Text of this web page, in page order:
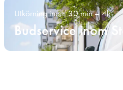
Utkörning inom 30 min – 4h
Budservice inom